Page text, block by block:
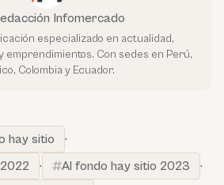
Infomercado
especializado en actualidad,
emprendimientos. Con sedes en Perú,
Colombia y Ecuador.
hay sitio
·
· Al fondo hay sitio 2023 ·